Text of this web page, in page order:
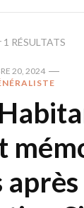
RÉSULTATS
20, 2024
après